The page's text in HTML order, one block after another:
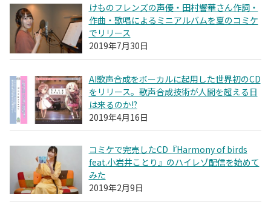
けものフレンズの声優・田村響華さん作詞・
作曲・歌唱によるミニアルバムを夏のコミケ
でリリース
2019年7月30日
AI歌声合成をボーカルに起用した世界初のCD
をリリース。歌声合成技術が人間を超える日
は来るのか!?
2019年4月16日
コミケで完売したCD『Harmony of birds
feat.小岩井ことり』のハイレゾ配信を始めて
みた
2019年2月9日